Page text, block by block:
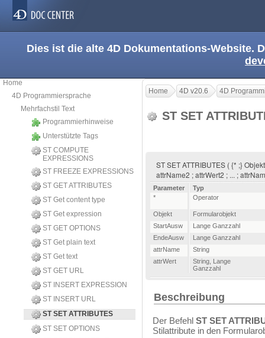
Dies ist die alte 4D Dokumentations-Website.
Home
4D Programmiersprache
Mehrfachstil Text
Programmierhinweise
Unterstützte Tags
ST COMPUTE
EXPRESSIONS
ST FREEZE EXPRESSIONS
ST GET ATTRIBUTES
ST Get content type
ST Get expression
ST GET OPTIONS
ST Get plain text
ST Get text
ST GET URL
ST INSERT EXPRESSION
ST INSERT URL
ST SET ATTRIBUTES
ST SET OPTIONS
Home 4D v20.6 4D
ST SET
ST SET ATTRIBUTES ( {* ;}
attrName2 ; attrWert2 ; ... ;
Parameter
Typ
*
Operator
Objekt
Formularobjekt
StartAusw
Lange Ganzzahl
EndeAusw
Lange Ganzzahl
attrName
String
attrWert
String Lange
Ganzzahl
Beschreibung
Der Befehl ST SET
Stilattribute in den